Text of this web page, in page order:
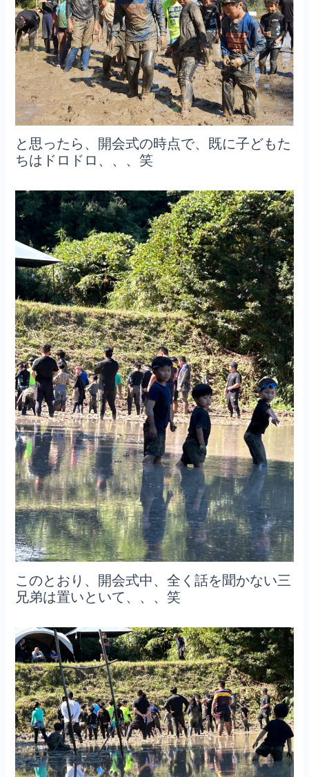
と思ったら、開会式の時点で、既に子どもた
ちはドロドロ、、、笑
このとおり、開会式中、全く話を聞かない三
兄弟は置いといて、、、笑